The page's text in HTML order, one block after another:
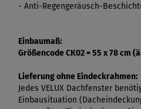
- Anti-Regengeräusch-
Einbaumaß:
Größencode CK02 = 55 x 78 cm
Lieferung ohne Eindeckrahmen:
Jedes VELUX Dachfenster
Einbausituation